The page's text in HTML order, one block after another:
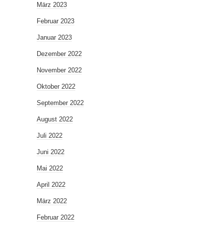
März 2023
Februar 2023
Januar 2023
Dezember 2022
November 2022
Oktober 2022
September 2022
August 2022
Juli 2022
Juni 2022
Mai 2022
April 2022
März 2022
Februar 2022